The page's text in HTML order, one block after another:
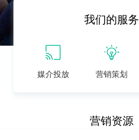
我们的服务
媒介投放 营销策划
营销资源